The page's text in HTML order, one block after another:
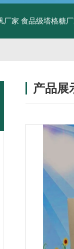
厂家 食品级塔格糖
产品展